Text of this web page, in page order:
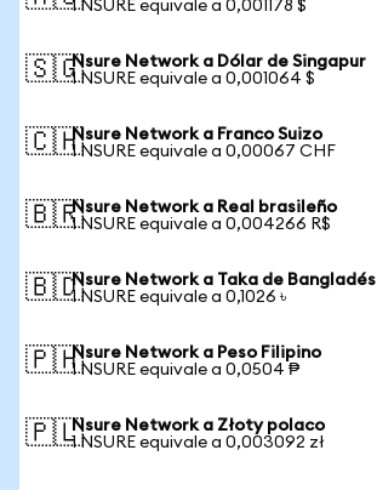
1 NSURE equivale a 0,001178 $
🇸🇬Nsure Network a Dólar de Singapur
1 NSURE equivale a 0,001064 $
🇨🇭Nsure Network a Franco Suizo
1 NSURE equivale a 0,00067 CHF
🇧🇷Nsure Network a Real brasileño
1 NSURE equivale a 0,004266 R$
🇧🇩Nsure Network a Taka de Bangladés
1 NSURE equivale a 0,1026 ৳
🇵🇭Nsure Network a Peso Filipino
1 NSURE equivale a 0,0504 ₱
🇵🇱Nsure Network a Złoty polaco
1 NSURE equivale a 0,003092 zł